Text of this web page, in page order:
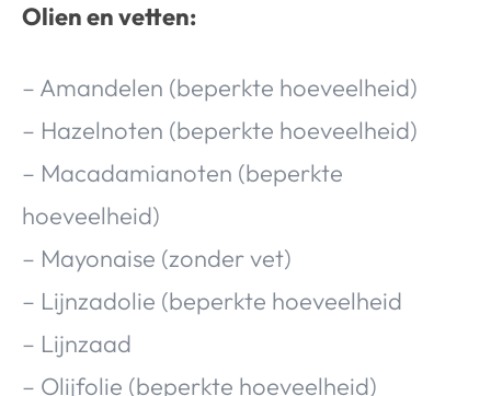
Olien en vetten:
– Amandelen (beperkte hoeveelheid)
– Hazelnoten (beperkte hoeveelheid)
– Macadamianoten (beperkte
hoeveelheid)
– Mayonaise (zonder vet)
– Lijnzadolie (beperkte hoeveelheid
– Lijnzaad
– Olijfolie (beperkte hoeveelheid)